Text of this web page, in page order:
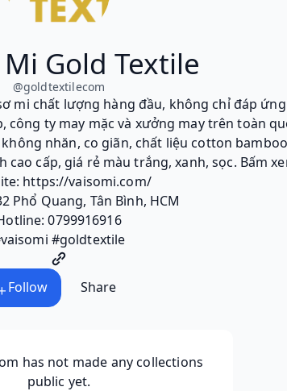
Mi Gold Textile
@goldtextilecom
mi chất lượng hàng đầu, không chỉ đáp
công ty may mặc và xưởng may trên toàn
nhăn, co giãn, chất liệu cotton
cấp, giá rẻ màu trắng, xanh, sọc. Bấm
https://vaisomi.com/
Phổ Quang, Tân Bình, HCM
0799916916
#goldtextile
Follow Share
has not made any collections
public yet.